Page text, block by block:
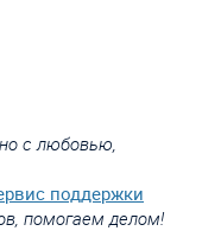
с любовью,
поддержки
помогаем делом!